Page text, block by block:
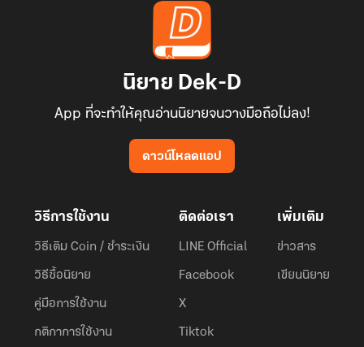
นิยาย Dek-D
App ที่จะทำให้คุณอ่านนิยายจนวางมือถือไม่ลง!
ดาวน์โหลดแอป
วิธีการใช้งาน
วิธีเติม Coin / ชำระเงิน
วิธีซื้อนิยาย
คู่มือการใช้งาน
กติกาการใช้งาน
ติดต่อเรา
LINE Official
Facebook
X
Tiktok
เพิ่มเติม
ข่าวสาร
เขียนนิยาย